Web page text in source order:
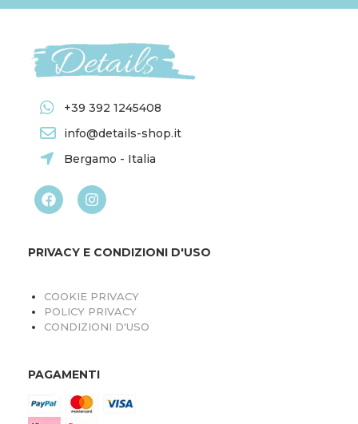
+39 392 1245408
info@details-shop.it
Bergamo - Italia
PRIVACY E CONDIZIONI D'USO
COOKIE PRIVACY
POLICY PRIVACY
CONDIZIONI D'USO
PAGAMENTI